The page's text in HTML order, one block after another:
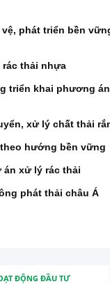
phát triển bền
rác thải nhựa
triển khai phương án
xử lý chất thải
hướng bền vững
án xử lý rác thải
phát thải châu Á
ĐỘNG ĐẦU TƯ